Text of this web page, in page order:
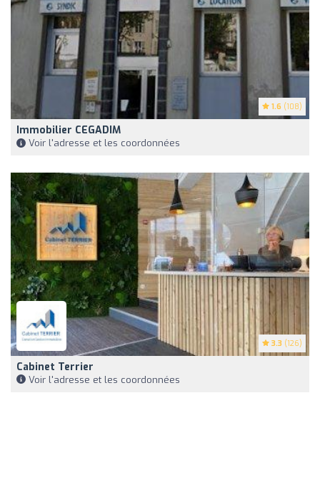
1.6 (108)
Immobilier CEGADIM
Voir l'adresse et les coordonnées
3.3 (126)
Cabinet Terrier
Voir l'adresse et les coordonnées